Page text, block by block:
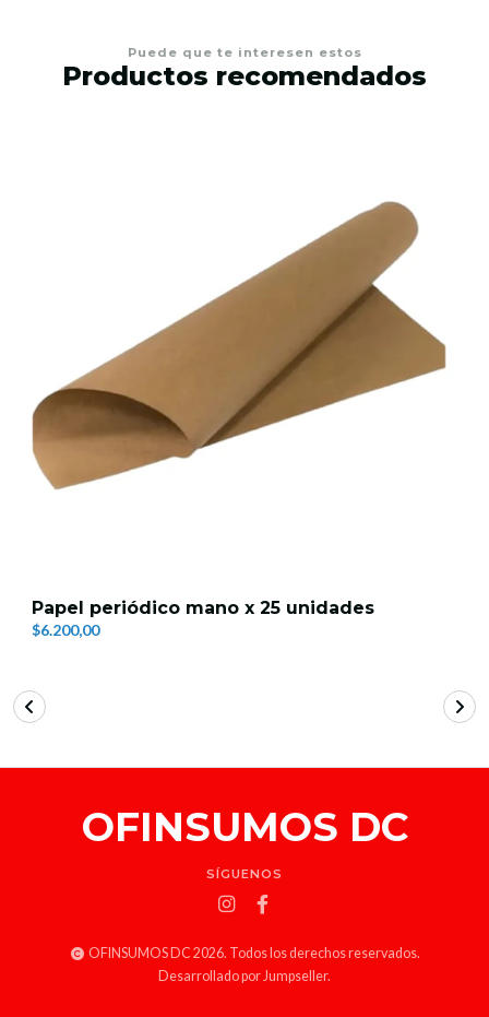
Puede que te interesen estos
Productos recomendados
Papel periódico mano x 25 unidades
$6.200,00
OFINSUMOS DC
SÍGUENOS
OFINSUMOS DC 2026. Todos los derechos reservados.
Desarrollado por Jumpseller.